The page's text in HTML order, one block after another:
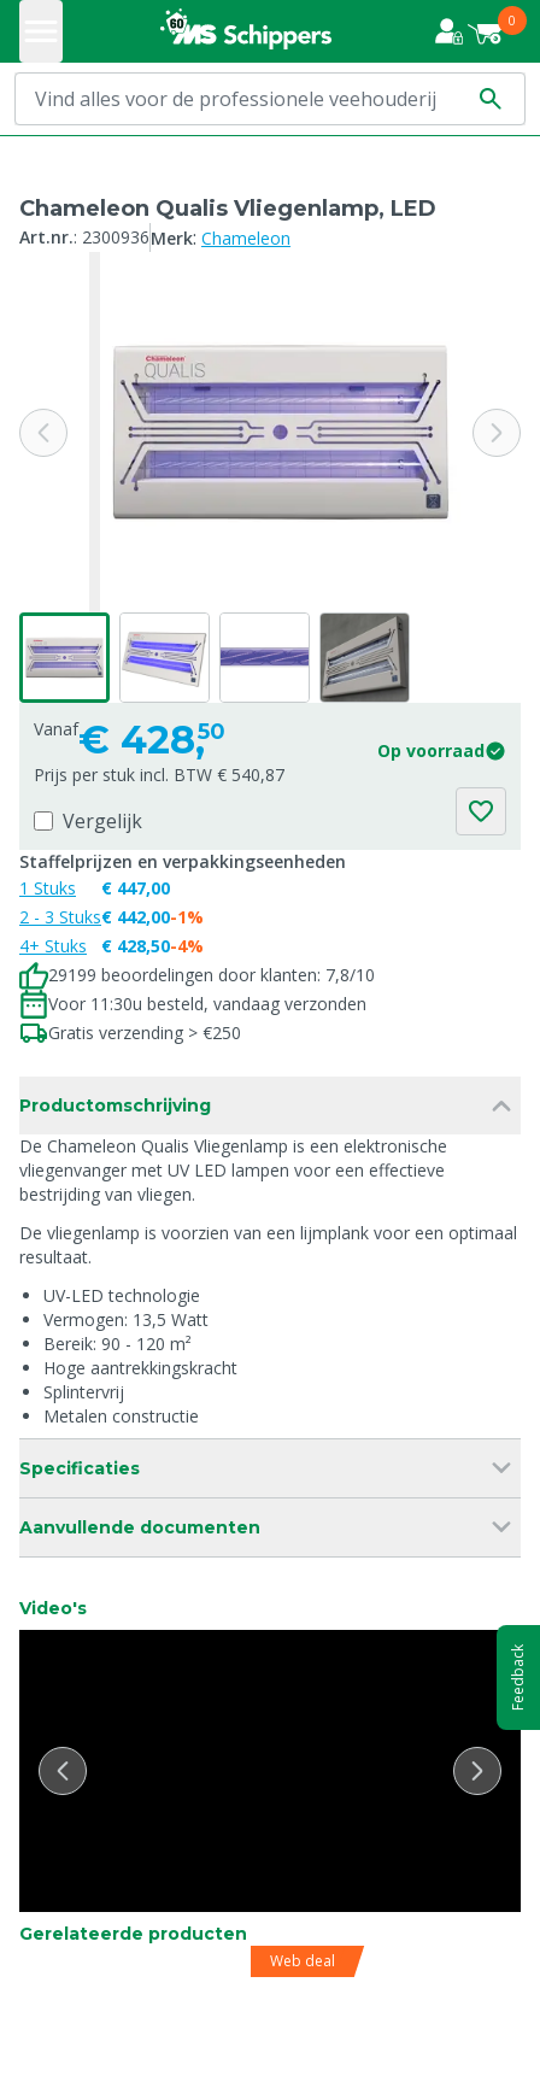
0
Chameleon Qualis Vliegenlamp, LED
Art.nr.: 2300936Merk: Chameleon
Vanaf€ 428,50
Op voorraad
Prijs per stuk incl. BTW € 540,87
Vergelijk
Staffelprijzen en verpakkingseenheden
1 Stuks
2 - 3 Stuks
4+ Stuks
€ 447,00
€ 442,00
€ 428,50
-1%
-4%
29199 beoordelingen door klanten: 7,8/10
Voor 11:30u besteld, vandaag verzonden
Gratis verzending > €250
Productomschrijving
De Chameleon Qualis Vliegenlamp is een elektronische
vliegenvanger met UV LED lampen voor een effectieve
bestrijding van vliegen.
De vliegenlamp is voorzien van een lijmplank voor een optimaal
resultaat.
UV-LED technologie
Vermogen: 13,5 Watt
Bereik: 90 - 120 m²
Hoge aantrekkingskracht
Splintervrij
Metalen constructie
Specificaties
Aanvullende documenten
Video's
Gerelateerde producten
Web deal
Feedback